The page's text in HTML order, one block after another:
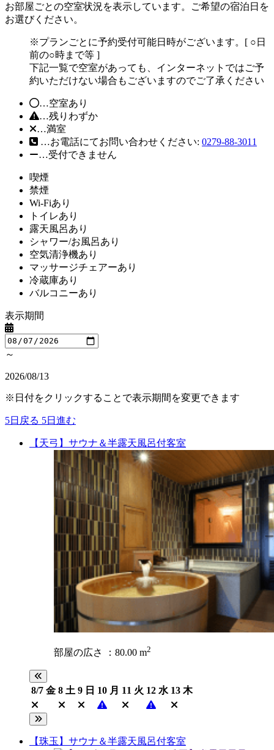
お部屋ごとの空室状況を表示しています。ご希望の宿泊日を
お選びください。
※プランごとに予約受付可能日時がございます。[ ○日
前の○時まで等 ]
下記一覧で空室があっても、インターネットではご予
約いただけない場合もございますのでご了承ください
…空室あり
…残りわずか
…満室
…お電話にてお問い合わせください: 0279-88-3011
…受付できません
喫煙
禁煙
Wi-Fiあり
トイレあり
露天風呂あり
シャワー/お風呂あり
空気清浄機あり
マッサージチェアーあり
冷蔵庫あり
バルコニーあり
表示期間
～
2026/08/13
※日付をクリックすることで表示期間を変更できます
5日戻る 5日進む
【天弓】サウナ＆半露天風呂付客室
部屋の広さ ：80.00 m2
8/7 金 8 土 9 日 10 月 11 火 12 水 13 木
【珠玉】サウナ＆半露天風呂付客室